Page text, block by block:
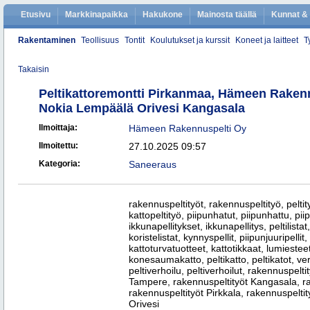
Etusivu Markkinapaikka Hakukone Mainosta täällä Kunnat
Rakentaminen Teollisuus Tontit Koulutukset ja kurssit Koneet ja laitteet
Takaisin
Peltikattoremontti Pirkanmaa, Hämeen
Nokia Lempäälä Orivesi Kangasala
Ilmoittaja: Hämeen Rakennuspelti Oy
Ilmoitettu: 27.10.2025 09:57
Kategoria: Saneeraus
rakennuspeltityöt, rakennuspeltityö,
kattopeltityö, piipunhatut, piipunhattu,
ikkunapellitykset, ikkunapellitys,
koristelistat, kynnyspellit,
kattoturvatuotteet, kattotikkaat,
konesaumakatto, peltikatto, peltikatot,
peltiverhoilu, peltiverhoilut,
Tampere, rakennuspeltityöt Kangasala,
rakennuspeltityöt Pirkkala,
Orivesi